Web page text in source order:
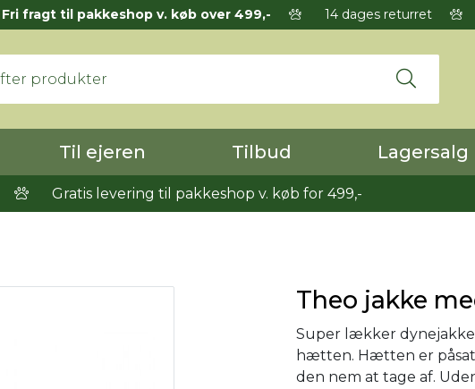
Fri fragt til pakkeshop v. køb over 499,- 14 dages returret
Til ejeren Tilbud Lagersalg
Gratis levering til pakkeshop v. køb for 499,-
Theo jakke
Super lækker
hætten. Hætten er
den nem at tage af.